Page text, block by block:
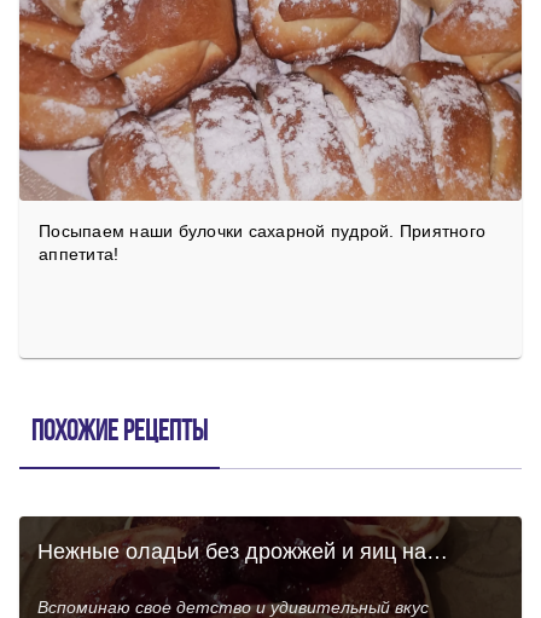
Посыпаем наши булочки сахарной пудрой. Приятного
аппетита!
Похожие рецепты
Нежные оладьи без дрожжей и яиц на
кефире
Вспоминаю свое детство и удивительный вкус